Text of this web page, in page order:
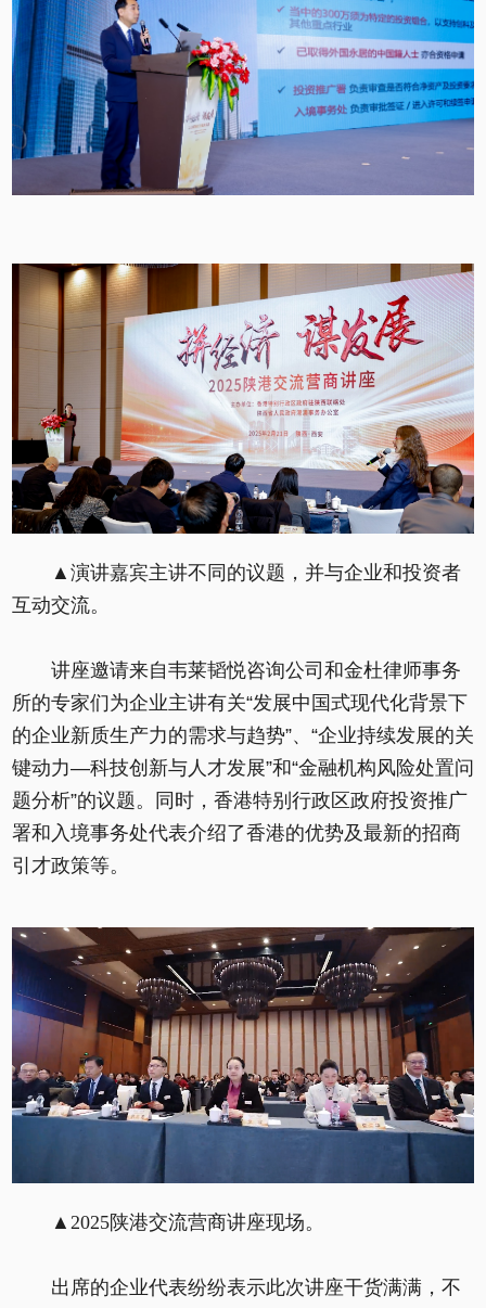
▲演讲嘉宾主讲不同的议题，并与企业和投资者
互动交流。
讲座邀请来自韦莱韬悦咨询公司和金杜律师事务
所的专家们为企业主讲有关“发展中国式现代化背景下
的企业新质生产力的需求与趋势”、“企业持续发展的关
键动力—科技创新与人才发展”和“金融机构风险处置问
题分析”的议题。同时，香港特别行政区政府投资推广
署和入境事务处代表介绍了香港的优势及最新的招商
引才政策等。
▲2025陕港交流营商讲座现场。
出席的企业代表纷纷表示此次讲座干货满满，不